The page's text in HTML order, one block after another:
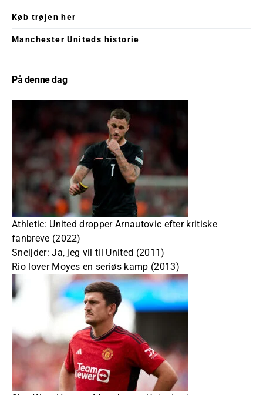
Køb trøjen her
Manchester Uniteds historie
På denne dag
Athletic: United dropper Arnautovic efter kritiske
fanbreve (2022)
Sneijder: Ja, jeg vil til United (2011)
Rio lover Moyes en seriøs kamp (2013)